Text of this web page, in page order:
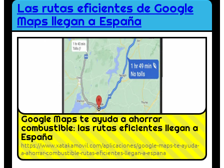
Las rutas eficientes de Google
Maps llegan a España
Google Maps te ayuda a ahorrar
combustible: las rutas eficientes llegan a
España
https://www.xatakamovil.com/aplicaciones/google-maps-te-ayuda-
a-ahorrar-combustible-rutas-eficientes-llegan-a-espana